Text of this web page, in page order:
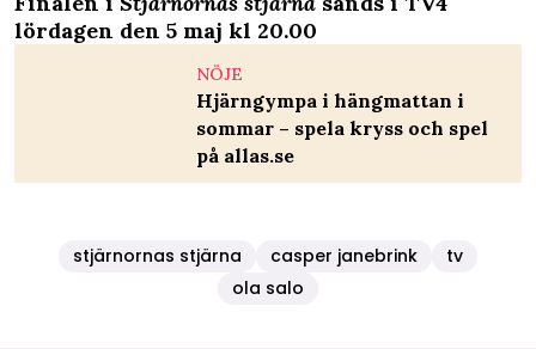
lördagen den 5 maj kl 20.00
NÖJE
Hjärngympa i hängmattan i
sommar – spela kryss och spel
på allas.se
stjärnornas stjärna casper janebrink
tv
ola salo